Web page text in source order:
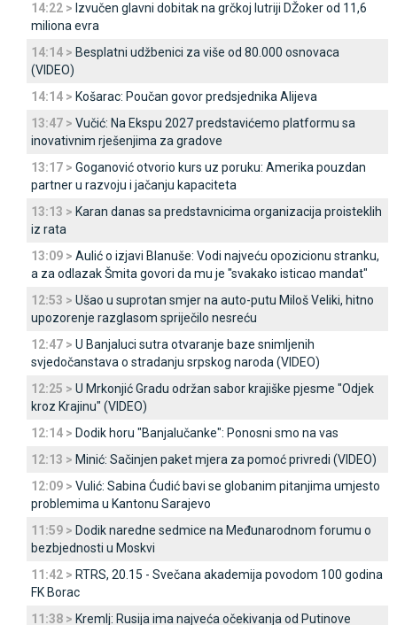
14:22 > Izvučen glavni dobitak na grčkoj lutriji DŽoker od 11,6
miliona evra
14:14 > Besplatni udžbenici za više od 80.000 osnovaca
(VIDEO)
14:14 > Košarac: Poučan govor predsjednika Alijeva
13:47 > Vučić: Na Ekspu 2027 predstavićemo platformu sa
inovativnim rješenjima za gradove
13:17 > Goganović otvorio kurs uz poruku: Amerika pouzdan
partner u razvoju i jačanju kapaciteta
13:13 > Karan danas sa predstavnicima organizacija proisteklih
iz rata
13:09 > Aulić o izjavi Blanuše: Vodi najveću opozicionu stranku,
a za odlazak Šmita govori da mu je "svakako isticao mandat"
12:53 > Ušao u suprotan smjer na auto-putu Miloš Veliki, hitno
upozorenje razglasom spriječilo nesreću
12:47 > U Banjaluci sutra otvaranje baze snimljenih
svjedočanstava o stradanju srpskog naroda (VIDEO)
12:25 > U Mrkonjić Gradu održan sabor krajiške pjesme "Odjek
kroz Krajinu" (VIDEO)
12:14 > Dodik horu "Banjalučanke": Ponosni smo na vas
12:13 > Minić: Sačinjen paket mjera za pomoć privredi (VIDEO)
12:09 > Vulić: Sabina Ćudić bavi se globanim pitanjima umjesto
problemima u Kantonu Sarajevo
11:59 > Dodik naredne sedmice na Međunarodnom forumu o
bezbjednosti u Moskvi
11:42 > RTRS, 20.15 - Svečana akademija povodom 100 godina
FK Borac
11:38 > Kremlj: Rusija ima najveća očekivanja od Putinove